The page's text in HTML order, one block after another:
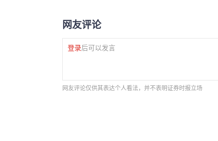
网友评论
登录后可以发言
网友评论仅供其表达个人看法，并不表明证券时报立场